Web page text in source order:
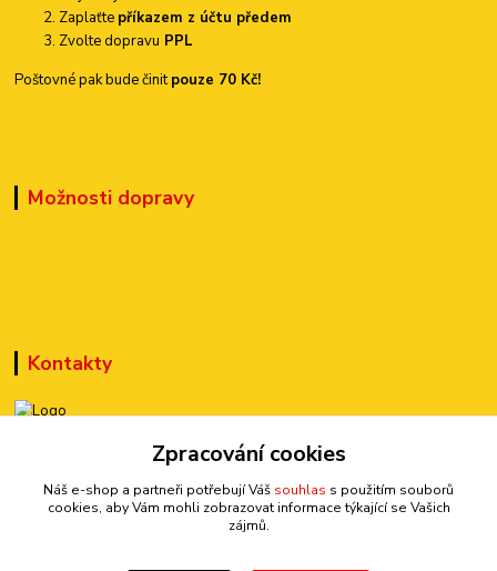
Zaplaťte příkazem z účtu předem
Zvolte dopravu PPL
Poštovné pak bude činitpouze 70 Kč!
Možnosti dopravy
Kontakty
+420 777 899 301
sedmi@kraska1.cz
Zpracování cookies
Náš e-shop a partneři potřebují Váš souhlas s použitím souborů
cookies, aby Vám mohli zobrazovat informace týkající se Vašich
zájmů.